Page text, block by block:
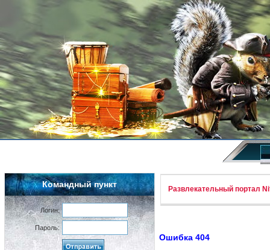
Командный пункт
Логин:
Пароль:
Развлекательный портал
Ошибка 404